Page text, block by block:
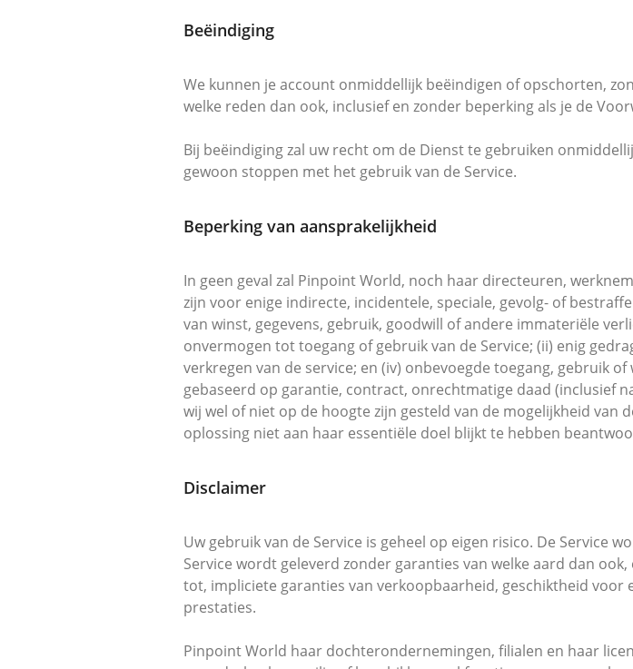
Beëindiging
We kunnen je account onmiddellijk beëindigen of opschorten,
welke reden dan ook, inclusief en zonder beperking als je de
Bij beëindiging zal uw recht om de Dienst te gebruiken
gewoon stoppen met het gebruik van de Service.
Beperking van aansprakelijkheid
In geen geval zal Pinpoint World, noch haar directeuren,
zijn voor enige indirecte, incidentele, speciale, gevolg- of
van winst, gegevens, gebruik, goodwill of andere immateriële
onvermogen tot toegang of gebruik van de Service; (ii) enig
verkregen van de service; en (iv) onbevoegde toegang, gebruik
gebaseerd op garantie, contract, onrechtmatige daad (inclusief
wij wel of niet op de hoogte zijn gesteld van de mogelijkheid van
oplossing niet aan haar essentiële doel blijkt te hebben
Disclaimer
Uw gebruik van de Service is geheel op eigen risico. De Service
Service wordt geleverd zonder garanties van welke aard dan
tot, impliciete garanties van verkoopbaarheid, geschiktheid
prestaties.
Pinpoint World haar dochterondernemingen, filialen en haar